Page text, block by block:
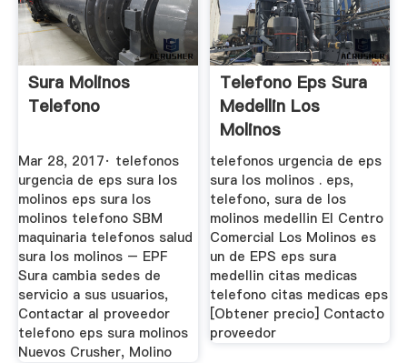
Sura Molinos
Telefono
Mar 28, 2017· telefonos
urgencia de eps sura los
molinos eps sura los
molinos telefono SBM
maquinaria telefonos salud
sura los molinos – EPF
Sura cambia sedes de
servicio a sus usuarios,
Contactar al proveedor
telefono eps sura molinos
Nuevos Crusher, Molino
Telefono Eps Sura
Medellin Los
Molinos
telefonos urgencia de eps
sura los molinos . eps,
telefono, sura de los
molinos medellin El Centro
Comercial Los Molinos es
un de EPS eps sura
medellin citas medicas
telefono citas medicas eps
[Obtener precio] Contacto
proveedor